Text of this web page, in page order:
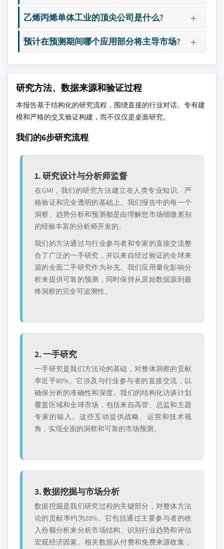
乙烯丙烯单体工业的顶尖公司是什么?
预计在预测期间哪个应用部分将主导市场?
研究方法、数据来源和验证过程
本报告基于结构化的研究流程，围绕直接的行业对话、专有建
模和严格的交叉验证构建，而不仅仅是桌面研究。
我们的6步研究流程
1. 研究设计与分析师监督
在GMI，我们的研究方法建立在人类专业知识、严
格验证和完全透明的基础上。我们报告中的每一个
洞察、趋势分析和预测都是由理解您市场细微差别
的经验丰富的分析师开发的。
我们的方法通过与行业参与者和专家的直接交流整
合了广泛的一手研究，并以来自经过验证的全球来
源的全面二手研究作为补充。我们应用量化影响分
析来提供可靠的预测，同时保持从原始数据源到最
终洞察的完全可追溯性。
2. 一手研究
一手研究是我们方法论的基础，对整体洞察的贡献
率近乎80%。它涉及与行业参与者的直接交流，以
确保分析的准确性和深度。我们的结构化访谈计划
覆盖区域和全球市场，包括来自高管、总监和主题
专家的输入。这些互动提供战略、运营和技术视
角，实现全面的洞察和可靠的市场预测。
3. 数据挖掘与市场分析
数据挖掘是我们研究过程的关键部分，对整体方法
论的贡献率约为20%。它包括通过主要参与者的收
入份额分析来分析市场结构、识别行业趋势和评估
宏观经济因素。相关数据从付费和免费来源收集，